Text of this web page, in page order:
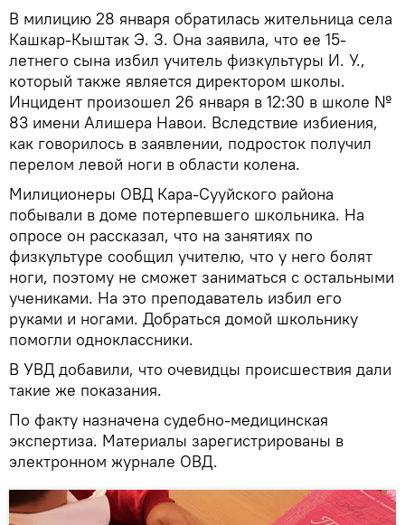
В милицию 28 января обратилась жительница села
Кашкар-Кыштак Э. З. Она заявила, что ее 15-
летнего сына избил учитель физкультуры И. У.,
который также является директором школы.
Инцидент произошел 26 января в 12:30 в школе №
83 имени Алишера Навои. Вследствие избиения,
как говорилось в заявлении, подросток получил
перелом левой ноги в области колена.
Милиционеры ОВД Кара-Сууйского района
побывали в доме потерпевшего школьника. На
опросе он рассказал, что на занятиях по
физкультуре сообщил учителю, что у него болят
ноги, поэтому не сможет заниматься с остальными
учениками. На это преподаватель избил его
руками и ногами. Добраться домой школьнику
помогли одноклассники.
В УВД добавили, что очевидцы происшествия дали
такие же показания.
По факту назначена судебно-медицинская
экспертиза. Материалы зарегистрированы в
электронном журнале ОВД.